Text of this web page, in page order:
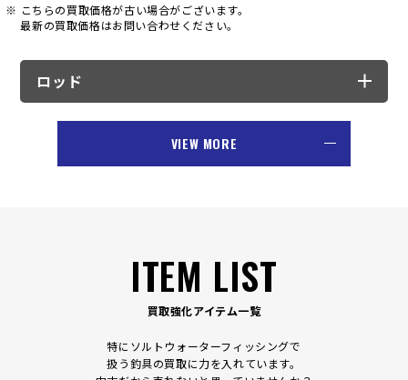
※ こちらの買取価格が古い場合がございます。
最新の買取価格はお問い合わせください。
ロッド
VIEW MORE
ITEM LIST
買取強化アイテム一覧
特にソルトウォーターフィッシングで
扱う釣具の買取に力を入れています。